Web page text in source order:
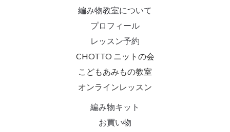
編み物教室について
プロフィール
レッスン予約
CHOTTO ニットの会
こどもあみもの教室
オンラインレッスン
編み物キット
お買い物